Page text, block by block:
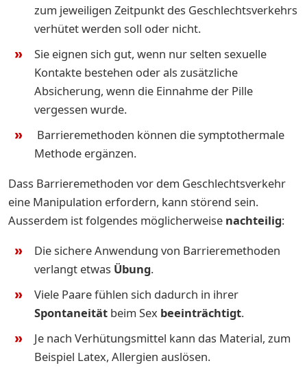
zum jeweiligen Zeitpunkt des Geschlechtsverkehrs
verhütet werden soll oder nicht.
Sie eignen sich gut, wenn nur selten sexuelle
Kontakte bestehen oder als zusätzliche
Absicherung, wenn die Einnahme der Pille
vergessen wurde.
Barrieremethoden können die symptothermale
Methode ergänzen.
Dass Barrieremethoden vor dem Geschlechtsverkehr
eine Manipulation erfordern, kann störend sein.
Ausserdem ist folgendes möglicherweise nachteilig:
Die sichere Anwendung von Barrieremethoden
verlangt etwas Übung.
Viele Paare fühlen sich dadurch in ihrer
Spontaneität beim Sex beeinträchtigt.
Je nach Verhütungsmittel kann das Material, zum
Beispiel Latex, Allergien auslösen.